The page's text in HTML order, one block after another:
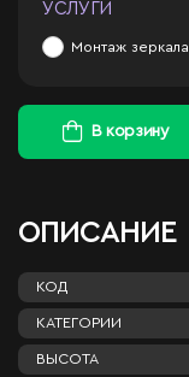
УСЛУГИ
Монтаж зеркала
В корзину
ОПИСАНИЕ
КОД
КАТЕГОРИИ
ВЫСОТА